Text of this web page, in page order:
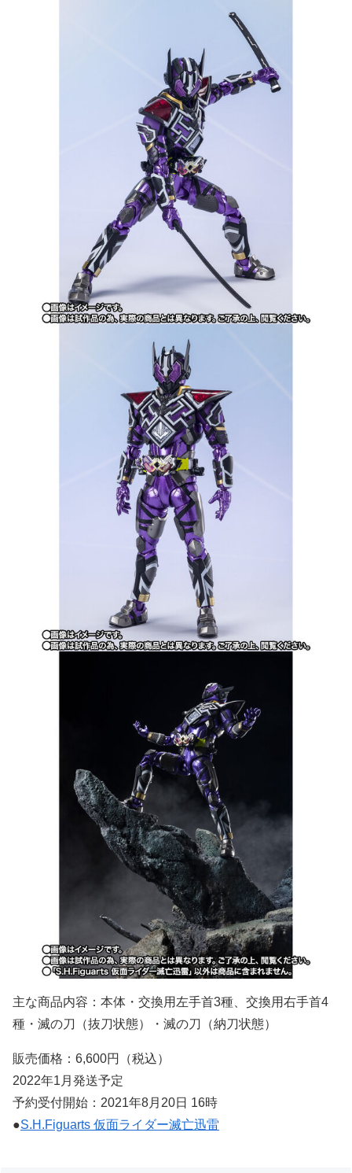
主な商品内容：本体・交換用左手首3種、交換用右手首4
種・滅の刀（抜刀状態）・滅の刀（納刀状態）
販売価格：6,600円（税込）
2022年1月発送予定
予約受付開始：2021年8月20日 16時
●S.H.Figuarts 仮面ライダー滅亡迅雷